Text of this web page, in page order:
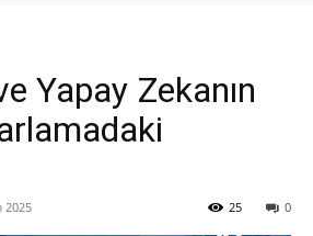
Yapay Zekanın
2025 0
25